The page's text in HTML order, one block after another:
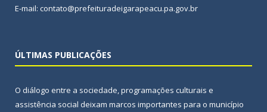
E-mail: contato@prefeituradeigarapeacu.pa.gov.br
ÚLTIMAS PUBLICAÇÕES
O diálogo entre a sociedade, programações culturais e
assistência social deixam marcos importantes para o município